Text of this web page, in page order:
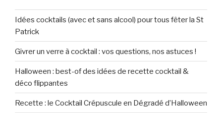
Idées cocktails (avec et sans alcool) pour tous fêter la St
Patrick
Givrer un verre à cocktail : vos questions, nos astuces !
Halloween : best-of des idées de recette cocktail &
déco flippantes
Recette : le Cocktail Crépuscule en Dégradé d’Halloween